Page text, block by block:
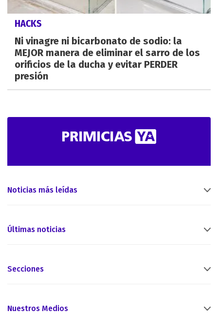
HACKS
Ni vinagre ni bicarbonato de sodio: la
MEJOR manera de eliminar el sarro de los
orificios de la ducha y evitar PERDER
presión
Noticias más leídas
Últimas noticias
Secciones
Nuestros Medios